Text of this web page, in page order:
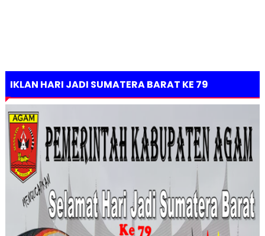
IKLAN HARI JADI SUMATERA BARAT KE 79